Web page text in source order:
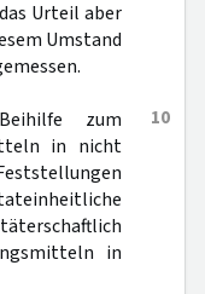
Urteil aber
Umstand
10
zum
in nicht
in